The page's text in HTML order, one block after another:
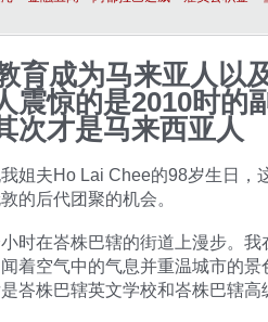
育成为马来亚人以
震惊的是2010时的
次才是马来西亚人
姐夫Ho Lai Chee的98岁生日，
的后代团聚的机会。
时在峇株巴辖的街道上漫步。我
着空气中的气息并重温城市的景
峇株巴辖英文学校和峇株巴辖高